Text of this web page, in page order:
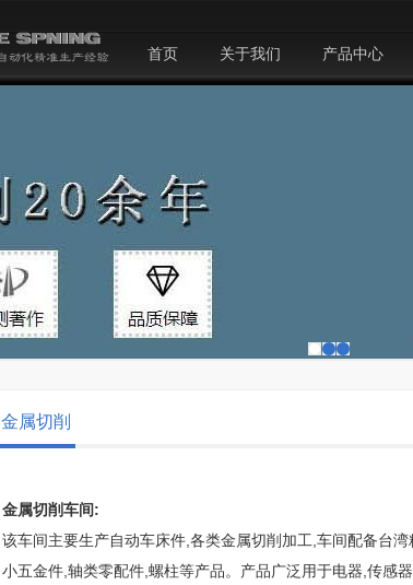
首页 关于我们 产品中心
金属切削
金属切削车间:
该车间主要生产自动车床件,各类金属切削加工,车间配备台
小五金件,轴类零配件,螺柱等产品。产品广泛用于电器,传感